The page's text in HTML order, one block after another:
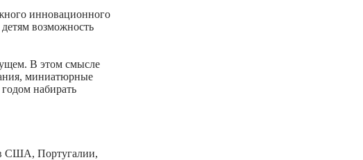
инновационного
возможность
В этом смысле
миниатюрные
набирать
США, Португалии,